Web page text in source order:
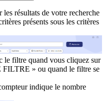
résultats de votre recherche
présents sous les critères
le filtre quand vous cliquez sur
» ou quand le filtre se
indique le nombre